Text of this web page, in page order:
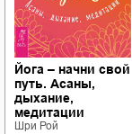
Йога – начни свой
путь. Асаны,
дыхание,
медитации
Шри Рой